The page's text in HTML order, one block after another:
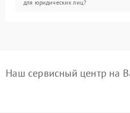
для юридических лиц?
Наш сервисный центр на